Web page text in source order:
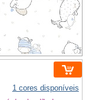
1 cores disponíveis